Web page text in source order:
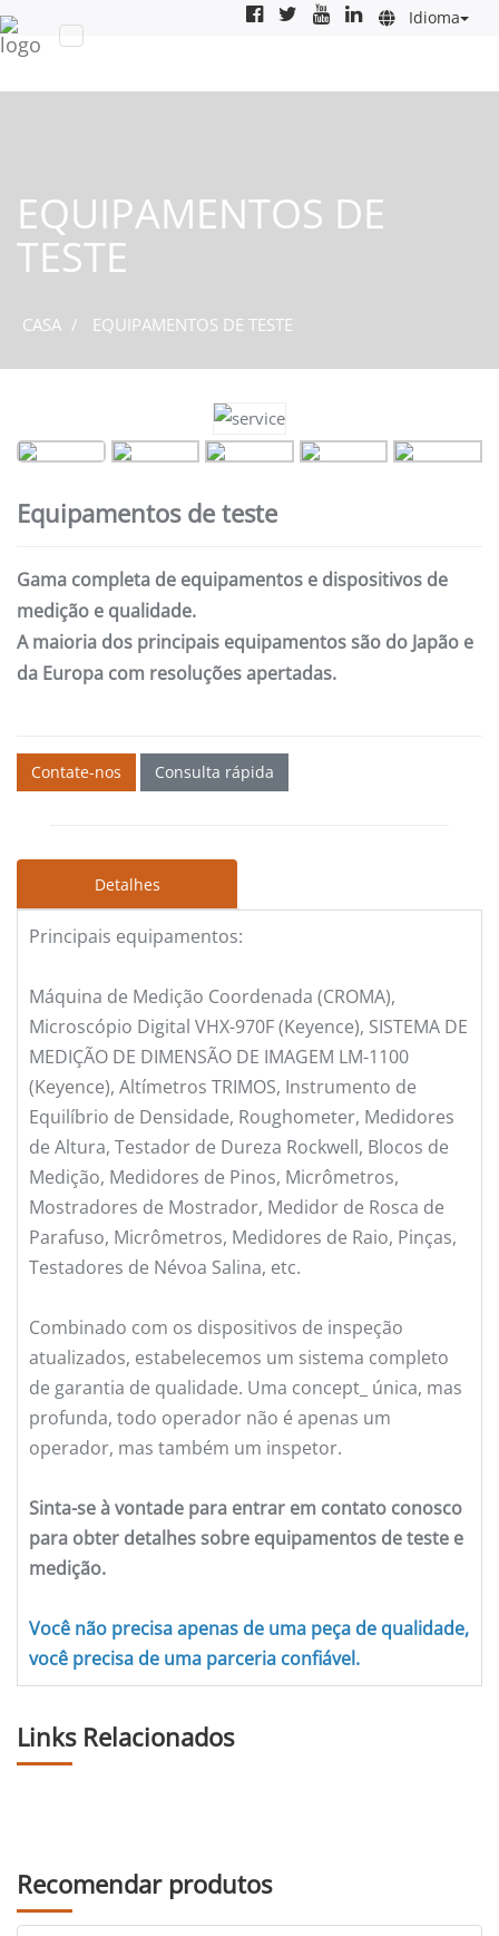
Idioma
EQUIPAMENTOS DE
TESTE
CASA EQUIPAMENTOS DE TESTE
Equipamentos de teste
Gama completa de equipamentos e dispositivos de
medição e qualidade.
A maioria dos principais equipamentos são do Japão e
da Europa com resoluções apertadas.
Contate-nos Consulta rápida
Detalhes
Principais equipamentos:
Máquina de Medição Coordenada (CROMA),
Microscópio Digital VHX-970F (Keyence), SISTEMA DE
MEDIÇÃO DE DIMENSÃO DE IMAGEM LM-1100
(Keyence), Altímetros TRIMOS, Instrumento de
Equilíbrio de Densidade, Roughometer, Medidores
de Altura, Testador de Dureza Rockwell, Blocos de
Medição, Medidores de Pinos, Micrômetros,
Mostradores de Mostrador, Medidor de Rosca de
Parafuso, Micrômetros, Medidores de Raio, Pinças,
Testadores de Névoa Salina, etc.
Combinado com os dispositivos de inspeção
atualizados, estabelecemos um sistema completo
de garantia de qualidade. Uma concept_ única, mas
profunda, todo operador não é apenas um
operador, mas também um inspetor.
Sinta-se à vontade para entrar em contato conosco
para obter detalhes sobre equipamentos de teste e
medição.
Você não precisa apenas de uma peça de qualidade,
você precisa de uma parceria confiável.
Links Relacionados
Recomendar produtos